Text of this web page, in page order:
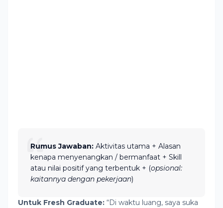
Rumus Jawaban: Aktivitas utama + Alasan
kenapa menyenangkan / bermanfaat + Skill
atau nilai positif yang terbentuk + (opsional:
kaitannya dengan pekerjaan)
Untuk Fresh Graduate: “Di waktu luang, saya suka